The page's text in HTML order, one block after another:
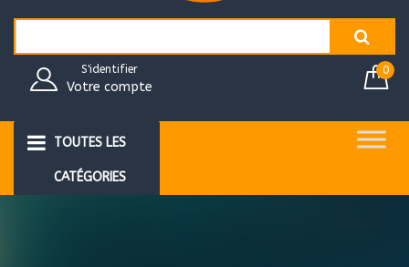
S'identifier
Votre compte
0
TOUTES LES
CATÉGORIES